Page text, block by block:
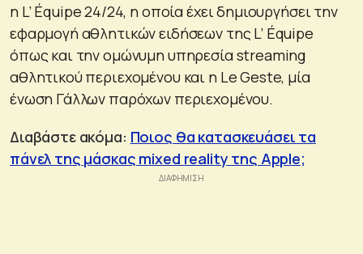
η L’ Équipe 24/24, η οποία έχει δημιουργήσει την
εφαρμογή αθλητικών ειδήσεων της L’ Équipe
όπως και την ομώνυμη υπηρεσία streaming
αθλητικού περιεχομένου και η Le Geste, μία
ένωση Γάλλων παρόχων περιεχομένου.
Διαβάστε ακόμα: Ποιος θα κατασκευάσει τα
πάνελ της μάσκας mixed reality της Apple;